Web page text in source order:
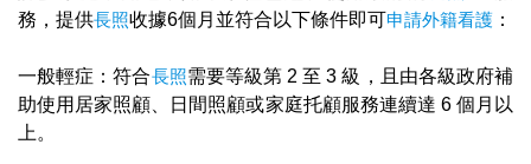
務，提供長照收據6個月並符合以下條件即可申請外籍看護 ：
一般輕症：符合長照需要等級第 2 至 3 級，且由各級政府補
助使用居家照顧、日間照顧或家庭托顧服務連續達 6 個月以
上。